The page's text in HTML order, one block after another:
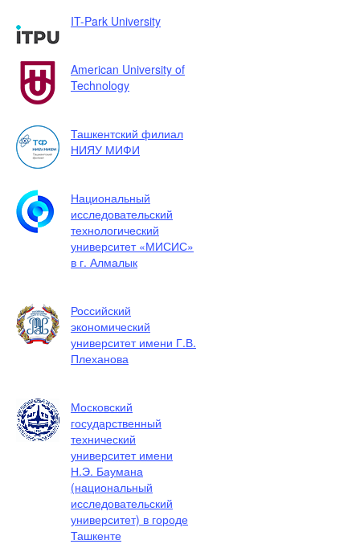
IT-Park University
American University of
Technology
Ташкентский филиал
НИЯУ МИФИ
Национальный
исследовательский
технологический
университет «МИСИС»
в г. Алмалык
Российский
экономический
университет имени Г.В.
Плеханова
Московский
государственный
технический
университет имени
Н.Э. Баумана
(национальный
исследовательский
университет) в городе
Ташкенте